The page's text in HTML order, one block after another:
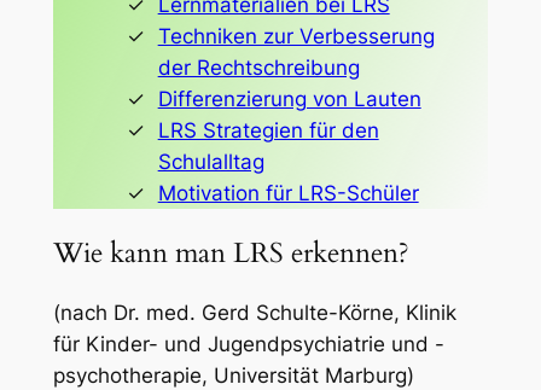
Techniken zur Verbesserung
der Rechtschreibung
Differenzierung von Lauten
LRS Strategien für den
Schulalltag
Motivation für LRS-Schüler
Wie kann man LRS erkennen?
(nach Dr. med. Gerd Schulte-Körne, Klinik
für Kinder- und Jugendpsychiatrie und -
psychotherapie, Universität Marburg)